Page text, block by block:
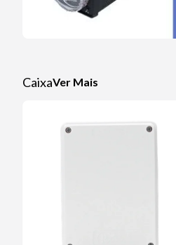
CaixaVer Mais